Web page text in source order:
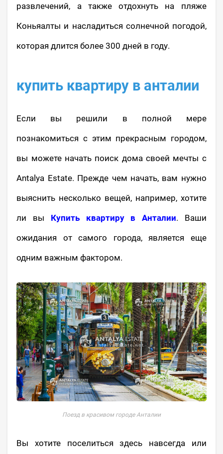
развлечений, а также отдохнуть на пляже
Коньяалты и насладиться солнечной погодой,
которая длится более 300 дней в году.
купить квартиру в анталии
Если вы решили в полной мере
познакомиться с этим прекрасным городом,
вы можете начать поиск дома своей мечты с
Antalya Estate. Прежде чем начать, вам нужно
выяснить несколько вещей, например, хотите
ли вы Купить квартиру в Анталии. Ваши
ожидания от самого города, является еще
одним важным фактором.
Поезд в красивом городе Анталии
Вы хотите поселиться здесь навсегда или